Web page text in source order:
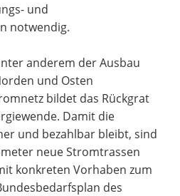
und
notwendig.
anderem der Ausbau
und Osten
bildet das Rückgrat
Damit die
und bezahlbar bleibt, sind
neue Stromtrassen
konkreten Vorhaben zum
des